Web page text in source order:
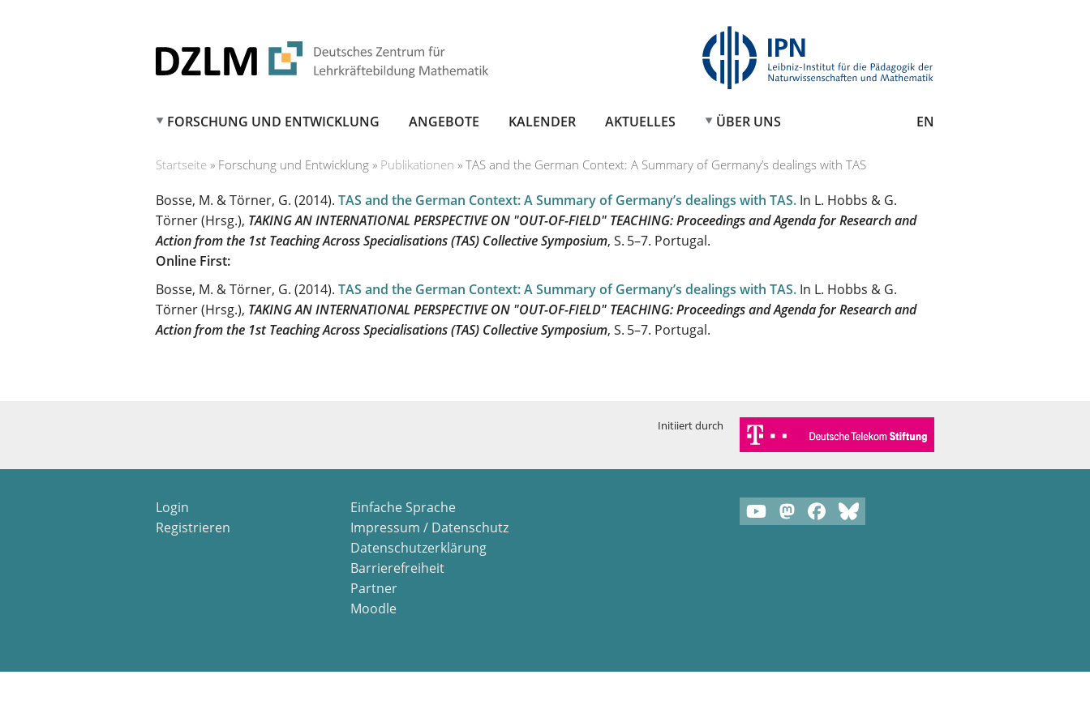
FORSCHUNG UND ENTWICKLUNG ANGEBOTE KALENDER AKTUELLES ÜBER UNS EN
SIE SIND HIER
Startseite » Forschung und Entwicklung » Publikationen » TAS and the German Context: A Summary of Germany’s dealings with TAS
Bosse, M. & Törner, G. (2014). TAS and the German Context: A Summary of Germany’s dealings with TAS. In L. Hobbs & G.
Törner (Hrsg.), TAKING AN INTERNATIONAL PERSPECTIVE ON "OUT-OF-FIELD" TEACHING: Proceedings and Agenda for Research and
Action from the 1st Teaching Across Specialisations (TAS) Collective Symposium, S. 5–7. Portugal.
Online First:
Bosse, M. & Törner, G. (2014). TAS and the German Context: A Summary of Germany’s dealings with TAS. In L. Hobbs & G.
Törner (Hrsg.), TAKING AN INTERNATIONAL PERSPECTIVE ON "OUT-OF-FIELD" TEACHING: Proceedings and Agenda for Research and
Action from the 1st Teaching Across Specialisations (TAS) Collective Symposium, S. 5–7. Portugal.
Initiiert durch
Login
Registrieren
Einfache Sprache
Impressum / Datenschutz
Datenschutzerklärung
Barrierefreiheit
Partner
Moodle